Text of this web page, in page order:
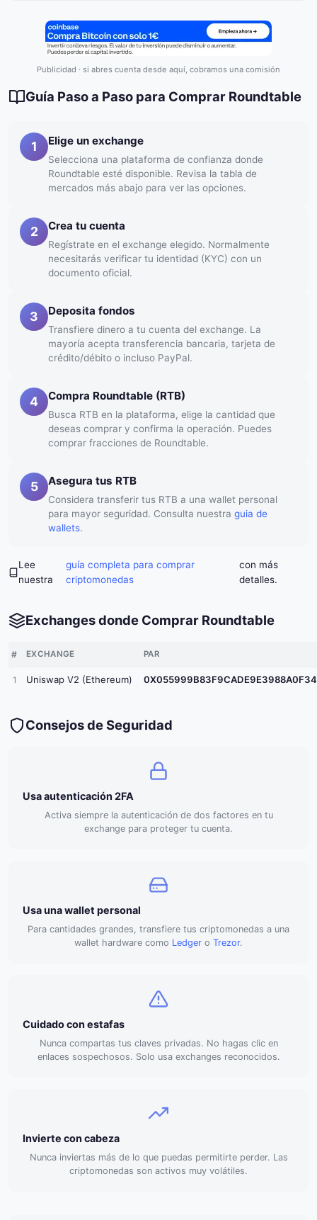
Publicidad · si abres cuenta desde aquí, cobramos una comisión
Guía Paso a Paso para Comprar Roundtable
1 Elige un exchange
Selecciona una plataforma de confianza donde
Roundtable esté disponible. Revisa la tabla de
mercados más abajo para ver las opciones.
2 Crea tu cuenta
Regístrate en el exchange elegido. Normalmente
necesitarás verificar tu identidad (KYC) con un
documento oficial.
3 Deposita fondos
Transfiere dinero a tu cuenta del exchange. La
mayoría acepta transferencia bancaria, tarjeta de
crédito/débito o incluso PayPal.
4 Compra Roundtable (RTB)
Busca RTB en la plataforma, elige la cantidad que
deseas comprar y confirma la operación. Puedes
comprar fracciones de Roundtable.
5 Asegura tus RTB
Considera transferir tus RTB a una wallet personal
para mayor seguridad. Consulta nuestra guia de
wallets.
Lee
nuestra
guía completa para comprar
criptomonedas
con más
detalles.
Exchanges donde Comprar Roundtable
# EXCHANGE PAR
1 Uniswap V2 (Ethereum)
Consejos de Seguridad
Usa autenticación 2FA
Activa siempre la autenticación de dos factores en tu
exchange para proteger tu cuenta.
Usa una wallet personal
Para cantidades grandes, transfiere tus criptomonedas a una
wallet hardware como Ledger o Trezor.
Cuidado con estafas
Nunca compartas tus claves privadas. No hagas clic en
enlaces sospechosos. Solo usa exchanges reconocidos.
Invierte con cabeza
Nunca inviertas más de lo que puedas permitirte perder. Las
criptomonedas son activos muy volátiles.